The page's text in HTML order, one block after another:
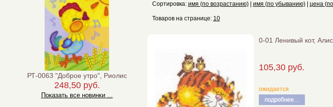
Сортировка: имя (по возрастанию)| имя (по убыванию)| цена
Товаров на странице: 10
0-01 Ленивый кот,
105,30 руб.
ожидается
РТ-0063 "Доброе утро", Риолис
248,50 руб.
Показать все новинки ...